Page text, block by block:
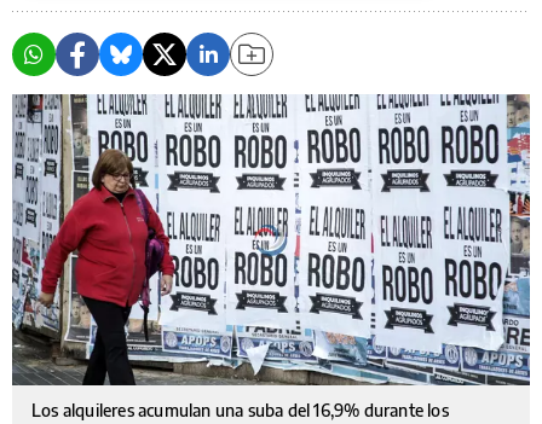
Los alquileres acumulan una suba del 16,9% durante los